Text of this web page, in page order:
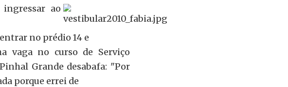
ingressar ao
no prédio 14 e
vaga no curso de Serviço
Grande desabafa: "Por
porque errei de